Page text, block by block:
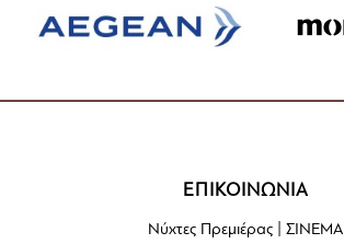
ΕΠΙΚΟΙΝΩΝΙΑ
Νύχτες Πρεμιέρας | ΣΙΝΕΜΑ